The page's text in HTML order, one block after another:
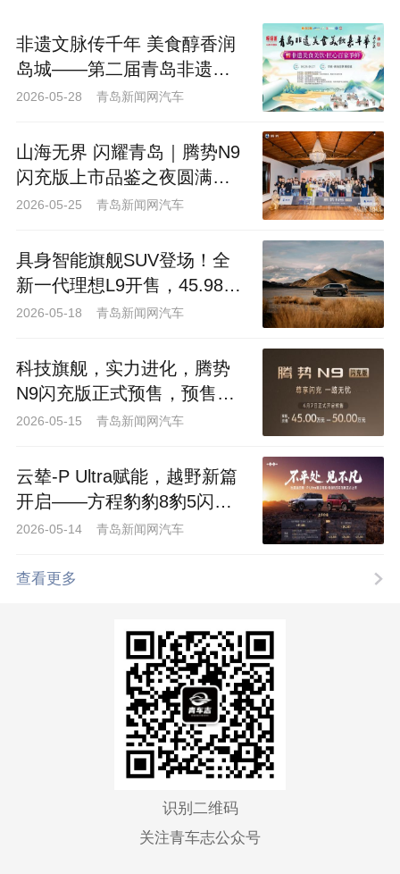
非遗文脉传千年 美食醇香润
岛城——第二届青岛非遗美
食美饮嘉年华圆满落幕
2026-05-28 青岛新闻网汽车
山海无界 闪耀青岛｜腾势N9
闪充版上市品鉴之夜圆满落
幕
2026-05-25 青岛新闻网汽车
具身智能旗舰SUV登场！全
新一代理想L9开售，45.98万
元起解锁出行新体验
2026-05-18 青岛新闻网汽车
科技旗舰，实力进化，腾势
N9闪充版正式预售，预售价
45万-50万元
2026-05-15 青岛新闻网汽车
云辇-P Ultra赋能，越野新篇
开启——方程豹豹8豹5闪充
版上市
2026-05-14 青岛新闻网汽车
查看更多
识别二维码
关注青车志公众号